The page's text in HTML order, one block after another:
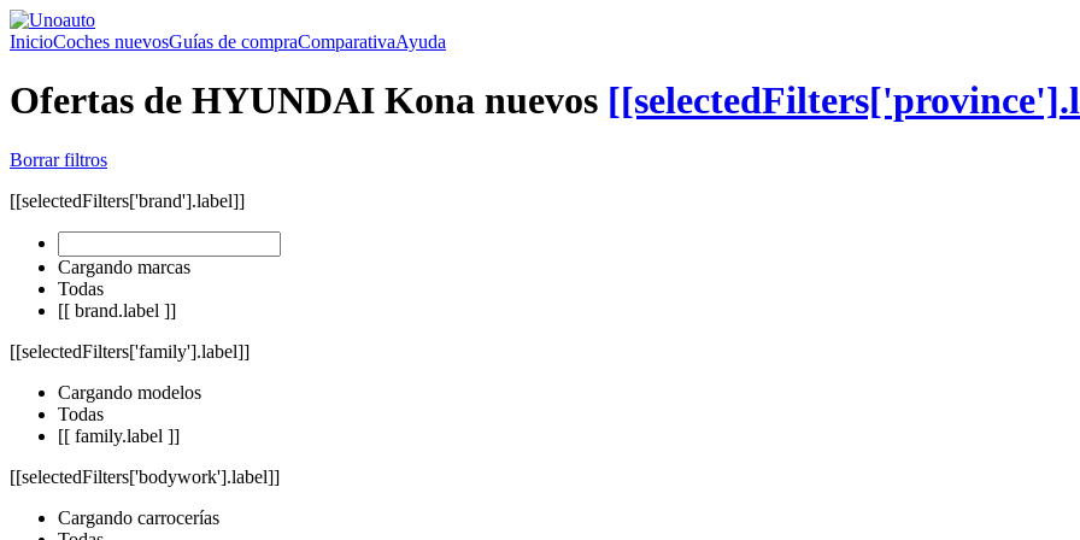
InicioCoches nuevosGuías de compraComparativaAyuda
Ofertas de HYUNDAI Kona nuevos
Borrar filtros
[[selectedFilters['brand'].label]]
Cargando marcas
Todas
[[ brand.label ]]
[[selectedFilters['family'].label]]
Cargando modelos
Todas
[[ family.label ]]
[[selectedFilters['bodywork'].label]]
Cargando carrocerías